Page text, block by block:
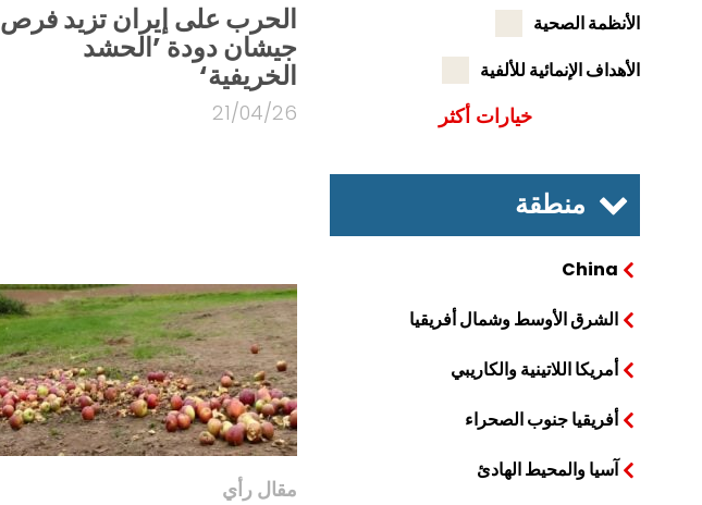
الحرب على إيران تزيد فرص
جيشان دودة ’الحشد
الخريفية‘
21/04/26
مقال رأي
الأنظمة الصحية
الأهداف الإنمائية للألفية
خيارات أكثر
منطقة
China
الشرق الأوسط وشمال أفريقيا
أمريكا اللاتينية والكاريبي
أفريقيا جنوب الصحراء
آسيا والمحيط الهادئ